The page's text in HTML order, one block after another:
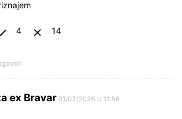
4 14
ex Bravar 01/02/2026 U 11:56